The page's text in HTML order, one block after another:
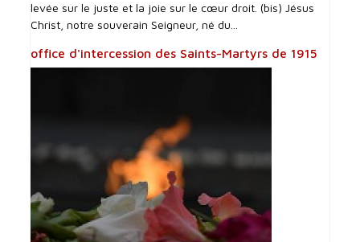
levée sur le juste et la joie sur le cœur droit. (bis) Jésus
Christ, notre souverain Seigneur, né du...
office d'intercession des Saints-Martyrs de 1915